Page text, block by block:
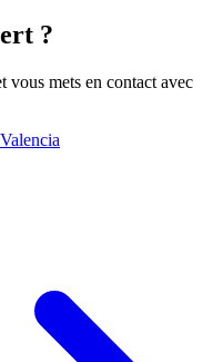
?
vous mets en contact avec